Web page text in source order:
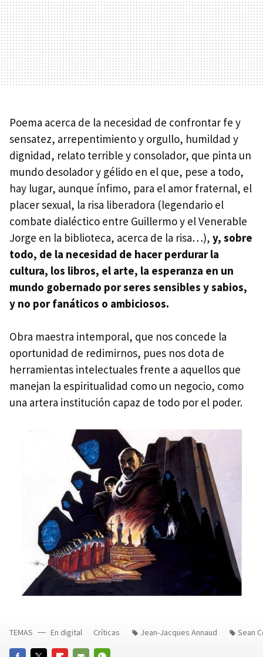
Poema acerca de la necesidad de confrontar fe y
sensatez, arrepentimiento y orgullo, humildad y
dignidad, relato terrible y consolador, que pinta un
mundo desolador y gélido en el que, pese a todo,
hay lugar, aunque ínfimo, para el amor fraternal, el
placer sexual, la risa liberadora (legendario el
combate dialéctico entre Guillermo y el Venerable
Jorge en la biblioteca, acerca de la risa…), y, sobre
todo, de la necesidad de hacer perdurar la
cultura, los libros, el arte, la esperanza en un
mundo gobernado por seres sensibles y sabios,
y no por fanáticos o ambiciosos.
Obra maestra intemporal, que nos concede la
oportunidad de redimirnos, pues nos dota de
herramientas intelectuales frente a aquellos que
manejan la espiritualidad como un negocio, como
una artera institución capaz de todo por el poder.
TEMAS En digital Críticas Jean-Jacques Annaud Sean